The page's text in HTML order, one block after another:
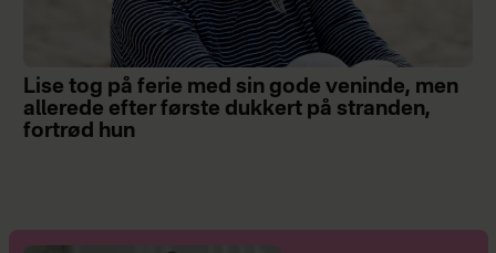
Lise tog på ferie med sin gode veninde, men
allerede efter første dukkert på stranden,
fortrød hun